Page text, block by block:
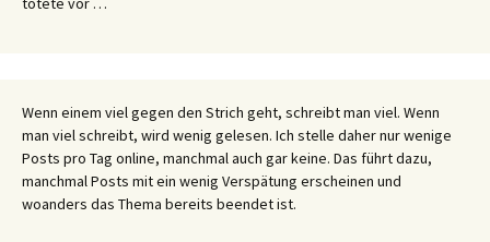
Wenn einem viel gegen den Strich geht, schreibt man viel. Wenn
man viel schreibt, wird wenig gelesen. Ich stelle daher nur wenige
Posts pro Tag online, manchmal auch gar keine. Das führt dazu,
manchmal Posts mit ein wenig Verspätung erscheinen und
woanders das Thema bereits beendet ist.